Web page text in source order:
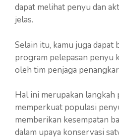
dapat melihat penyu dan
jelas.
Selain itu, kamu juga dapat
program pelepasan penyu
oleh tim penjaga
Hal ini merupakan langkah
memperkuat populasi
memberikan kesempatan
dalam upaya konservasi